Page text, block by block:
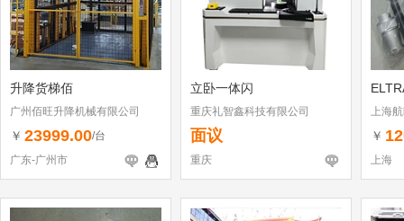
升降货梯佰
广州佰旺升降机械有限公司
￥ 23999.00/台
广东-广州市
立卧一体闪
重庆礼智鑫科技有限公司
面议
重庆
上海
￥
上海